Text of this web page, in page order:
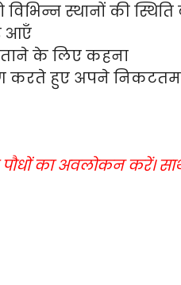
विभिन्न स्थानों की
आएँ
बताने के लिए कहना
करते हुए अपने
पौधों का अवलोकन करें।